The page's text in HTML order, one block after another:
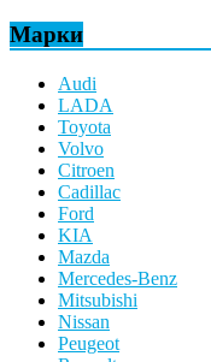
Марки
Audi
LADA
Toyota
Volvo
Citroen
Cadillac
Ford
KIA
Mazda
Mercedes-Benz
Mitsubishi
Nissan
Peugeot